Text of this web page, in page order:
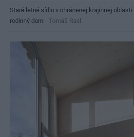
Staré letné sídlo v chránenej krajinnej
rodinný dom
Tomáš Rasl